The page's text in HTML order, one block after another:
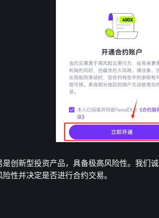
创新型投资产品，具备极高风险性。我们
性并决定是否进行合约交易。